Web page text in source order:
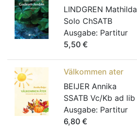
LINDGREN Mathilda
Solo ChSATB
Ausgabe: Partitur
5,50 €
Välkommen ater
BEIJER Annika
SSATB Vc/Kb ad lib
Ausgabe: Partitur
6,80 €